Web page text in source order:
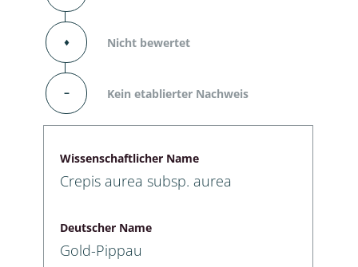
⬧ Nicht bewertet
– Kein etablierter Nachweis
Wissenschaftlicher Name
Crepis aurea subsp. aurea
Deutscher Name
Gold-Pippau